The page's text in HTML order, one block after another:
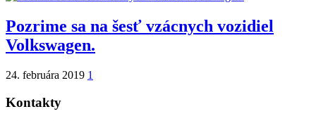
Pozrime sa na šesť vzácnych vozidiel
Volkswagen.
24. februára 2019 1
Kontakty